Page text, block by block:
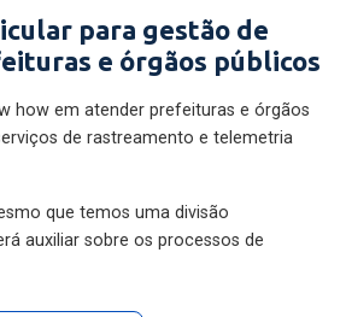
para gestão de
e órgãos públicos
how em atender prefeituras e órgãos
de rastreamento e telemetria
que temos uma divisão
auxiliar sobre os processos de